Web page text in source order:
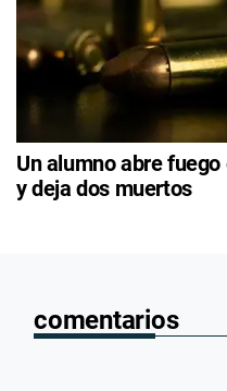
Un alumno abre
y deja dos muertos
comentarios